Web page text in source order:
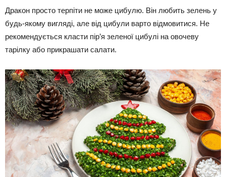
Дракон просто терпіти не може цибулю. Він любить зелень у
будь-якому вигляді, але від цибули варто відмовитися. Не
рекомендується класти пір’я зеленої цибулі на овочеву
тарілку або прикрашати салати.